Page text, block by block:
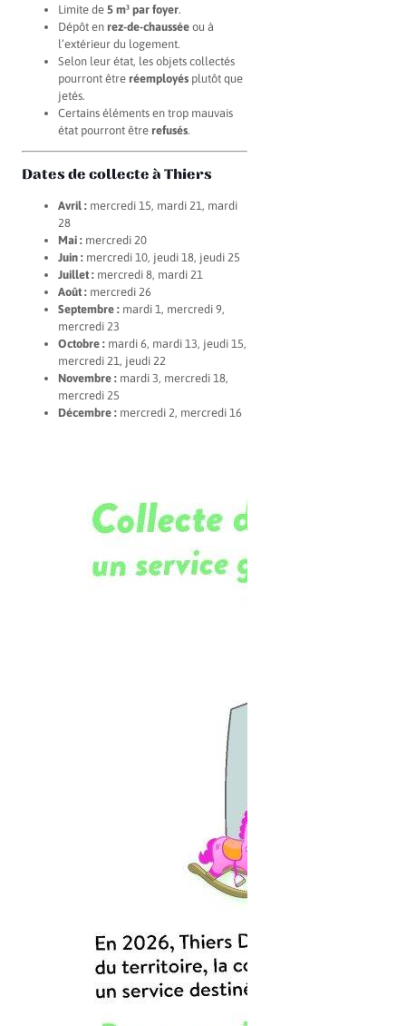
Limite de 5 m³ par foyer.
Dépôt en rez-de-chaussée ou à
l’extérieur du logement.
Selon leur état, les objets collectés
pourront être réemployés plutôt que
jetés.
Certains éléments en trop mauvais
état pourront être refusés.
Dates de collecte à Thiers
Avril : mercredi 15, mardi 21, mardi
28
Mai : mercredi 20
Juin : mercredi 10, jeudi 18, jeudi 25
Juillet : mercredi 8, mardi 21
Août : mercredi 26
Septembre : mardi 1, mercredi 9,
mercredi 23
Octobre : mardi 6, mardi 13, jeudi 15,
mercredi 21, jeudi 22
Novembre : mardi 3, mercredi 18,
mercredi 25
Décembre : mercredi 2, mercredi 16